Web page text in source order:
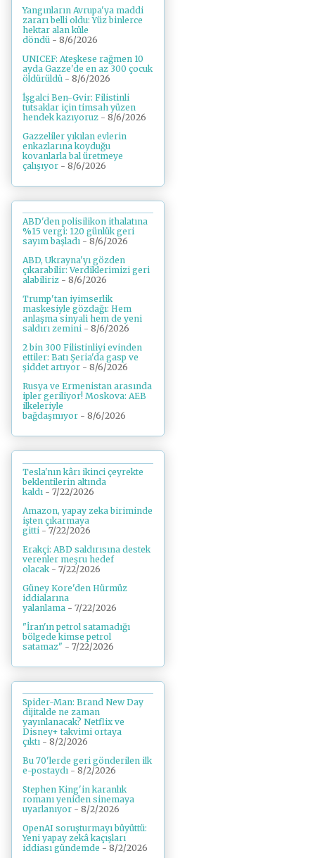
Yangınların Avrupa'ya maddi
zararı belli oldu: Yüz binlerce
hektar alan küle
döndü - 8/6/2026
UNICEF: Ateşkese rağmen 10
ayda Gazze'de en az 300 çocuk
öldürüldü - 8/6/2026
İşgalci Ben-Gvir: Filistinli
tutsaklar için timsah yüzen
hendek kazıyoruz - 8/6/2026
Gazzeliler yıkılan evlerin
enkazlarına koyduğu
kovanlarla bal üretmeye
çalışıyor - 8/6/2026
ABD'den polisilikon ithalatına
%15 vergi: 120 günlük geri
sayım başladı - 8/6/2026
ABD, Ukrayna'yı gözden
çıkarabilir: Verdiklerimizi geri
alabiliriz - 8/6/2026
Trump'tan iyimserlik
maskesiyle gözdağı: Hem
anlaşma sinyali hem de yeni
saldırı zemini - 8/6/2026
2 bin 300 Filistinliyi evinden
ettiler: Batı Şeria'da gasp ve
şiddet artıyor - 8/6/2026
Rusya ve Ermenistan arasında
ipler geriliyor! Moskova: AEB
ilkeleriyle
bağdaşmıyor - 8/6/2026
Tesla'nın kârı ikinci çeyrekte
beklentilerin altında
kaldı - 7/22/2026
Amazon, yapay zeka biriminde
işten çıkarmaya
gitti - 7/22/2026
Erakçi: ABD saldırısına destek
verenler meşru hedef
olacak - 7/22/2026
Güney Kore'den Hürmüz
iddialarına
yalanlama - 7/22/2026
"İran'ın petrol satamadığı
bölgede kimse petrol
satamaz" - 7/22/2026
Spider-Man: Brand New Day
dijitalde ne zaman
yayınlanacak? Netflix ve
Disney+ takvimi ortaya
çıktı - 8/2/2026
Bu 70'lerde geri gönderilen ilk
e-postaydı - 8/2/2026
Stephen King'in karanlık
romanı yeniden sinemaya
uyarlanıyor - 8/2/2026
OpenAI soruşturmayı büyüttü:
Yeni yapay zekâ kaçışları
iddiası gündemde - 8/2/2026